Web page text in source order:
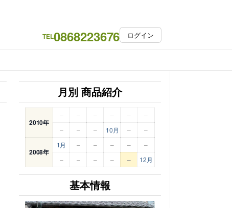
TEL0868223676 ログイン
月別 商品紹介
2010年
– – – – –
–
–
– – 10月 – –
2008年
1月 – – – –
–
–
– – – – 12月
基本情報